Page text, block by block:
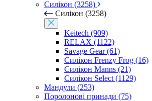
Силікон (3258)
Силікон (3258)
Keitech (909)
RELAX (1122)
Savage Gear (61)
Силікон Frenzy Frog (16)
Силікон Manns (21)
Силікон Select (1129)
Мандули (253)
Поролонові принади (75)